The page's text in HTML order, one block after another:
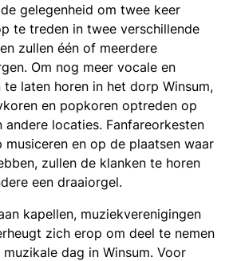
gelegenheid om twee keer
te treden in twee verschillende
zullen één of meerdere
Om nog meer vocale en
te laten horen in het dorp Winsum,
en popkoren optreden op
andere locaties. Fanfareorkesten
musiceren en op de plaatsen waar
zullen de klanken te horen
een draaiorgel.
kapellen, muziekverenigingen
zich erop om deel te nemen
dag in Winsum. Voor